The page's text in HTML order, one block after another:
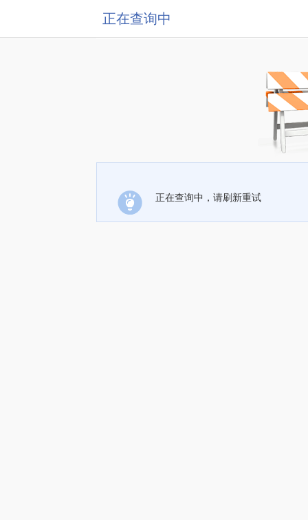
正在查询中
正在查询中，请刷新重试